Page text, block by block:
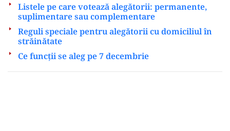
Listele pe care votează alegătorii: permanente,
suplimentare sau complementare
Reguli speciale pentru alegătorii cu domiciliul în
străinătate
Ce funcții se aleg pe 7 decembrie